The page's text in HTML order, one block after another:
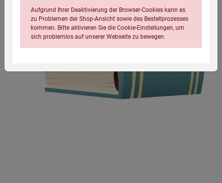
Aufgrund Ihrer Deaktivierung der Browser-Cookies kann es
zu Problemen der Shop-Ansicht sowie des Bestellprozesses
kommen. Bitte aktivieren Sie die Cookie-Einstellungen, um
sich problemlos auf unserer Webseite zu bewegen.